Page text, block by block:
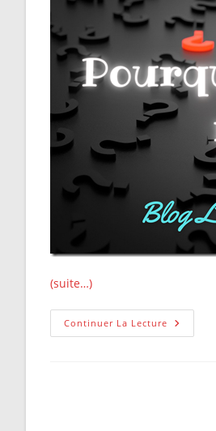
(suite…)
Continuer La Lecture Pourquoi
Changer